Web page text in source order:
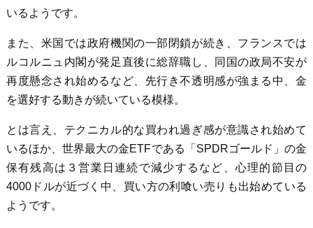
いるようです。
また、米国では政府機関の一部閉鎖が続き、フランスでは
ルコルニュ内閣が発足直後に総辞職し、同国の政局不安が
再度懸念され始めるなど、先行き不透明感が強まる中、金
を選好する動きが続いている模様。
とは言え、テクニカル的な買われ過ぎ感が意識され始めて
いるほか、世界最大の金ETFである「SPDRゴールド」の金
保有残高は３営業日連続で減少するなど、心理的節目の
4000ドルが近づく中、買い方の利喰い売りも出始めている
ようです。